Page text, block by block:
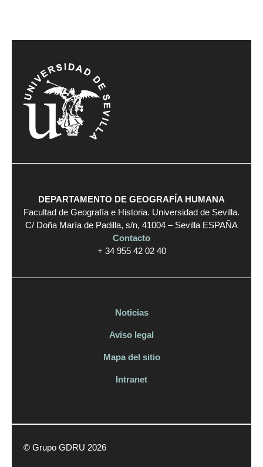
DEPARTAMENTO DE GEOGRAFÍA HUMANA
Facultad de Geografía e Historia. Universidad de Sevilla.
C/ Doña María de Padilla, s/n, 41004 – Sevilla ESPAÑA
Contacto
+ 34 955 42 02 40
Noticias
Aviso legal
Mapa del sitio
Intranet
© Grupo GDRU 2026